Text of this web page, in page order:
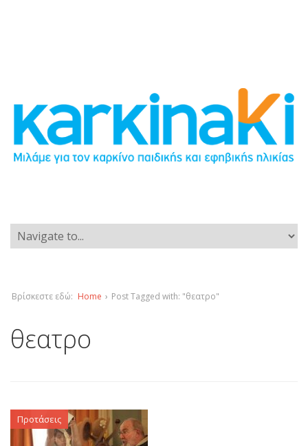
Βρίσκεστε εδώ: Home › Post Tagged with: "θεατρο"
θεατρο
Προτάσεις